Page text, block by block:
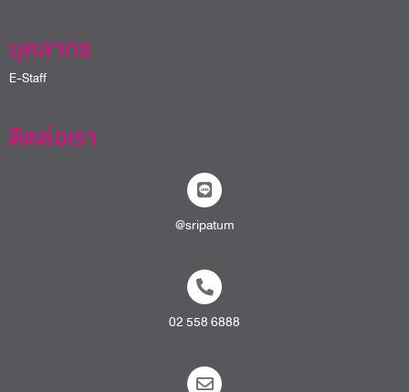
บุคลากร
E-Staff
ติดต่อเรา
@sripatum
02 558 6888